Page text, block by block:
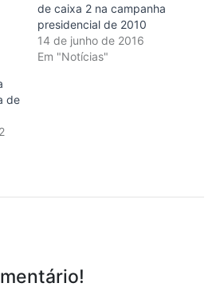
de caixa 2 na campanha
presidencial de 2010
14 de junho de 2016
Em "Notícias"
de